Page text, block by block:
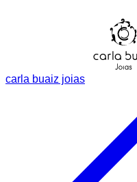
carla buaiz joias